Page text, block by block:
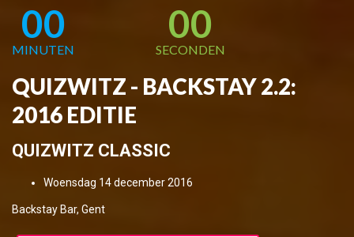
00
MINUTEN
00
SECONDEN
QUIZWITZ - BACKSTAY 2.2:
2016 EDITIE
QUIZWITZ CLASSIC
Woensdag 14 december 2016
Backstay Bar, Gent